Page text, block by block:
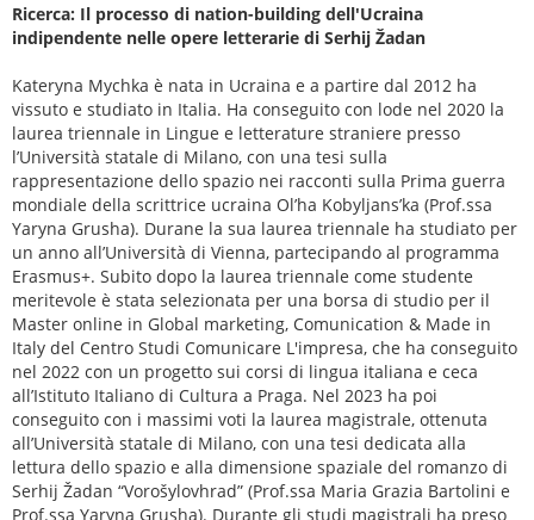
Ricerca: Il processo di nation-building dell'Ucraina
indipendente nelle opere letterarie di Serhij Žadan
Kateryna Mychka è nata in Ucraina e a partire dal 2012 ha
vissuto e studiato in Italia. Ha conseguito con lode nel 2020 la
laurea triennale in Lingue e letterature straniere presso
l’Università statale di Milano, con una tesi sulla
rappresentazione dello spazio nei racconti sulla Prima guerra
mondiale della scrittrice ucraina Ol’ha Kobyljans’ka (Prof.ssa
Yaryna Grusha). Durane la sua laurea triennale ha studiato per
un anno all’Università di Vienna, partecipando al programma
Erasmus+. Subito dopo la laurea triennale come studente
meritevole è stata selezionata per una borsa di studio per il
Master online in Global marketing, Comunication & Made in
Italy del Centro Studi Comunicare L'impresa, che ha conseguito
nel 2022 con un progetto sui corsi di lingua italiana e ceca
all’Istituto Italiano di Cultura a Praga. Nel 2023 ha poi
conseguito con i massimi voti la laurea magistrale, ottenuta
all’Università statale di Milano, con una tesi dedicata alla
lettura dello spazio e alla dimensione spaziale del romanzo di
Serhij Žadan “Vorošylovhrad” (Prof.ssa Maria Grazia Bartolini e
Prof.ssa Yaryna Grusha). Durante gli studi magistrali ha preso